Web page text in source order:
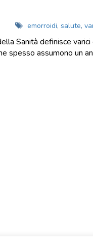
emorroidi, salute,
Sanità definisce
spesso assumono un